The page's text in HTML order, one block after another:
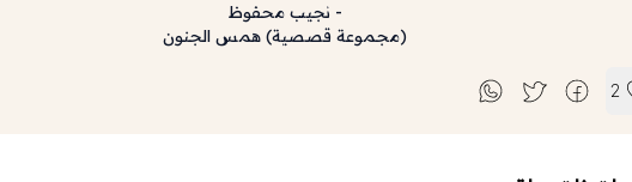
- نجيب محفوظ
(مجموعة قصصية) همس الجنون
2